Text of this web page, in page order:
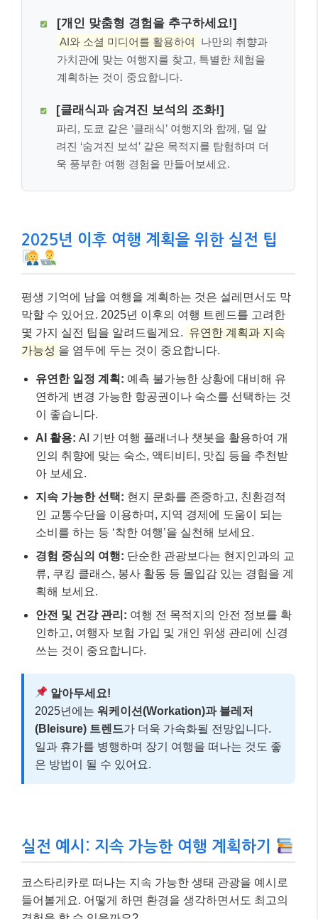
[개인 맞춤형 경험을 추구하세요!]
AI와 소셜 미디어를 활용하여
나만의 취향과
가치관에 맞는 여행지를 찾고, 특별한 체험을
계획하는 것이 중요합니다.
[클래식과 숨겨진 보석의 조화!]
파리, 도쿄 같은 ‘클래식’ 여행지와 함께, 덜 알
려진 ‘숨겨진 보석’ 같은 목적지를 탐험하며 더
욱 풍부한 여행 경험을 만들어보세요.
2025년 이후 여행 계획을 위한 실전 팁
평생 기억에 남을 여행을 계획하는 것은 설레면서도 막
막할 수 있어요. 2025년 이후의 여행 트렌드를 고려한
몇 가지 실전 팁을 알려드릴게요. 유연한 계획과 지속
가능성 을 염두에 두는 것이 중요합니다.
유연한 일정 계획: 예측 불가능한 상황에 대비해 유
연하게 변경 가능한 항공권이나 숙소를 선택하는 것
이 좋습니다.
AI 활용: AI 기반 여행 플래너나 챗봇을 활용하여 개
인의 취향에 맞는 숙소, 액티비티, 맛집 등을 추천받
아 보세요.
지속 가능한 선택: 현지 문화를 존중하고, 친환경적
인 교통수단을 이용하며, 지역 경제에 도움이 되는
소비를 하는 등 ‘착한 여행’을 실천해 보세요.
경험 중심의 여행: 단순한 관광보다는 현지인과의 교
류, 쿠킹 클래스, 봉사 활동 등 몰입감 있는 경험을 계
획해 보세요.
안전 및 건강 관리: 여행 전 목적지의 안전 정보를 확
인하고, 여행자 보험 가입 및 개인 위생 관리에 신경
쓰는 것이 중요합니다.
알아두세요!
2025년에는 워케이션(Workation)과 블레저
(Bleisure) 트렌드가 더욱 가속화될 전망입니다.
일과 휴가를 병행하며 장기 여행을 떠나는 것도 좋
은 방법이 될 수 있어요.
실전 예시: 지속 가능한 여행 계획하기
코스타리카로 떠나는 지속 가능한 생태 관광을 예시로
들어볼게요. 어떻게 하면 환경을 생각하면서도 최고의